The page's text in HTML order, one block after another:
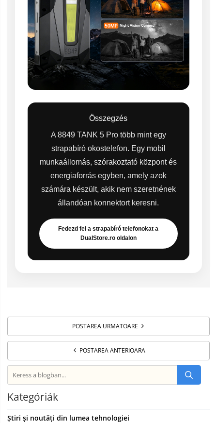
Összegzés
A 8849 TANK 5 Pro több mint egy
strapabíró okostelefon. Egy mobil
munkaállomás, szórakoztató központ és
energiaforrás egyben, amely azok
számára készült, akik nem szeretnének
állandóan konnektort keresni.
Fedezd fel a strapabíró telefonokat a
DualStore.ro oldalon
POSTAREA URMATOARE
POSTAREA ANTERIOARA
Kategóriák
Știri și noutăți din lumea tehnologiei